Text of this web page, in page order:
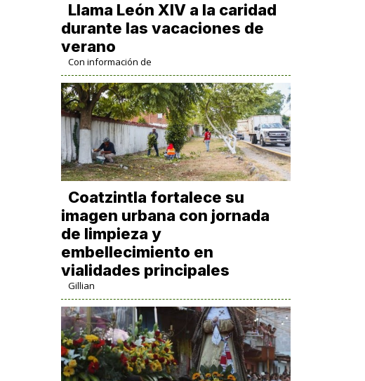
Llama León XIV a la caridad
durante las vacaciones de
verano
Con información de
Coatzintla fortalece su
imagen urbana con jornada
de limpieza y
embellecimiento en
vialidades principales
Gillian